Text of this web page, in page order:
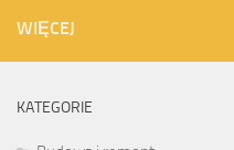
WIĘCEJ
KATEGORIE